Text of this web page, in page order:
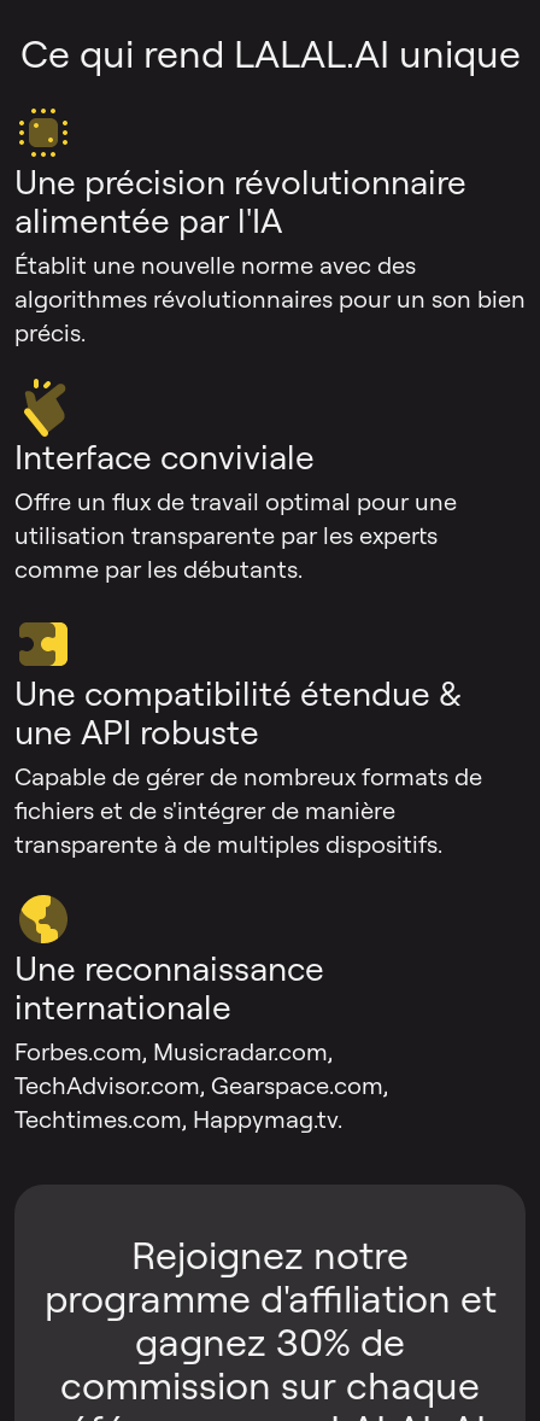
Ce qui rend LALAL.AI unique
Une précision révolutionnaire
alimentée par l'IA
Établit une nouvelle norme avec des
algorithmes révolutionnaires pour un son bien
précis.
Interface conviviale
Offre un flux de travail optimal pour une
utilisation transparente par les experts
comme par les débutants.
Une compatibilité étendue &
une API robuste
Capable de gérer de nombreux formats de
fichiers et de s'intégrer de manière
transparente à de multiples dispositifs.
Une reconnaissance
internationale
Forbes.com, Musicradar.com,
TechAdvisor.com, Gearspace.com,
Techtimes.com, Happymag.tv.
Rejoignez notre
programme d'affiliation et
gagnez 30% de
commission sur chaque